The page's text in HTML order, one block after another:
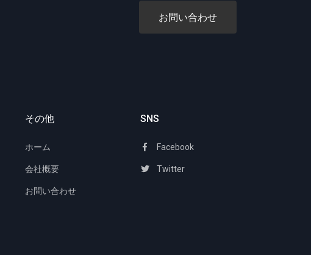
お問い合わせ
その他
ホーム
会社概要
お問い合わせ
SNS
Facebook
Twitter